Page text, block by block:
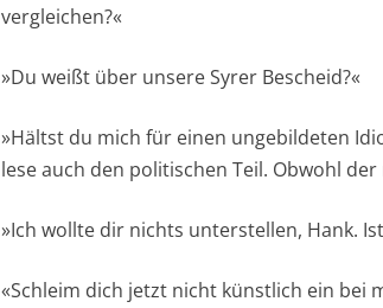
vergleichen?«
»Du weißt über unsere Syrer Bescheid?«
»Hältst du mich für einen ungebildeten
lese auch den politischen Teil. Obwohl
»Ich wollte dir nichts unterstellen, Hank.
«Schleim dich jetzt nicht künstlich ein bei